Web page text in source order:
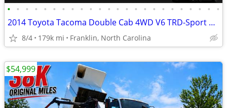
• • • • • • • • • • • • • • • • • • • • • • • •
2014 Toyota Tacoma Double Cab 4WD V6 TRD-Sport *White*
8/4 179k mi Franklin, North Carolina
$54,999